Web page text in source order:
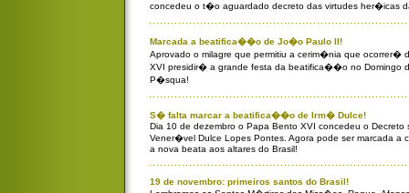
concedeu o t�o aguardado decreto das virtudes her�icas
Marcada a beatifica��o de Jo�o Paulo II!
Aprovado o milagre que permitiu a cerim�nia que ocorrer�
XVI presidir� a grande festa da beatifica��o no Domingo
P�squa!
S� falta marcar a beatifica��o de Irm� Dulce!
Dia 10 de dezembro o Papa Bento XVI concedeu o Decreto
Vener�vel Dulce Lopes Pontes. Agora pode ser marcada
a nova beata aos altares do Brasil!
19 de novembro: primeiros santos do Brasil!